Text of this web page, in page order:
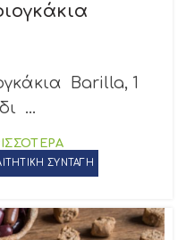
Barilla, 1
...
ΣΥΝΤΑΓΗ